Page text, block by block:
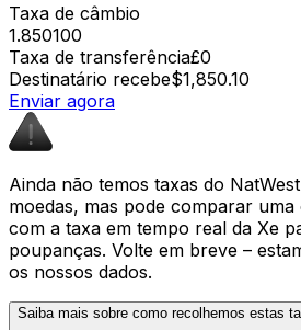
Taxa de câmbio
1.850100
Taxa de transferência£0
Destinatário recebe$1,850.10
Enviar agora
Ainda não temos taxas do
moedas, mas pode comparar
com a taxa em tempo real da Xe
poupanças. Volte em breve –
os nossos dados.
Saiba mais sobre como recolhemos estas